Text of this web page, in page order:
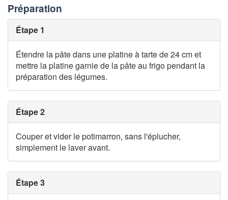
Préparation
Étape 1
Étendre la pâte dans une platine à tarte de 24 cm et
mettre la platine garnie de la pâte au frigo pendant la
préparation des légumes.
Étape 2
Couper et vider le potimarron, sans l'éplucher,
simplement le laver avant.
Étape 3